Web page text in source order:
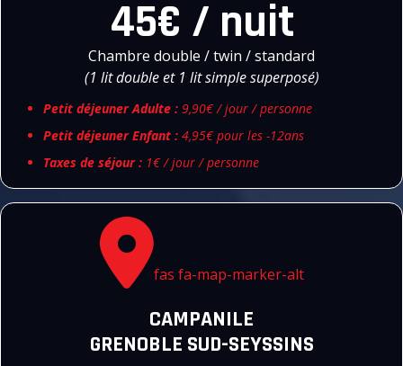
45€ / nuit
Chambre double / twin / standard
(1 lit double et 1 lit simple superposé)
Petit déjeuner Adulte : 9,90€ / jour / personne
Petit déjeuner Enfant : 4,95€ pour les -12ans
Taxes de séjour : 1€ / jour / personne
fas fa-map-marker-alt
CAMPANILE
GRENOBLE SUD-SEYSSINS